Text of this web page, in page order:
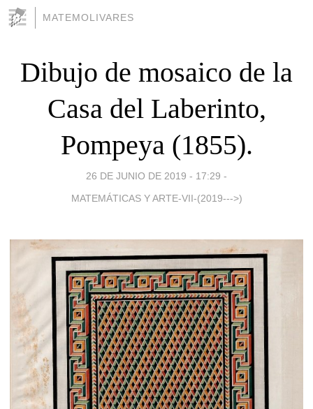
MATEMOLIVARES
Dibujo de mosaico de la
Casa del Laberinto,
Pompeya (1855).
26 DE JUNIO DE 2019 - 17:29 -
MATEMÁTICAS Y ARTE-VII-(2019--->)